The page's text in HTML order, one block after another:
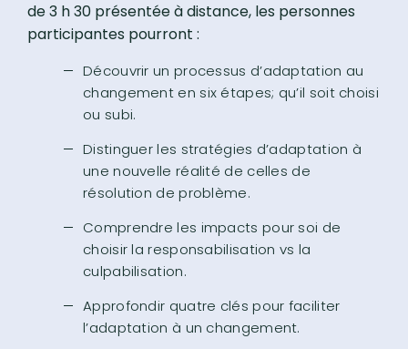
de 3 h 30 présentée à distance, les personnes
participantes pourront :
Découvrir un processus d’adaptation au
changement en six étapes; qu’il soit choisi
ou subi.
Distinguer les stratégies d’adaptation à
une nouvelle réalité de celles de
résolution de problème.
Comprendre les impacts pour soi de
choisir la responsabilisation vs la
culpabilisation.
Approfondir quatre clés pour faciliter
l’adaptation à un changement.